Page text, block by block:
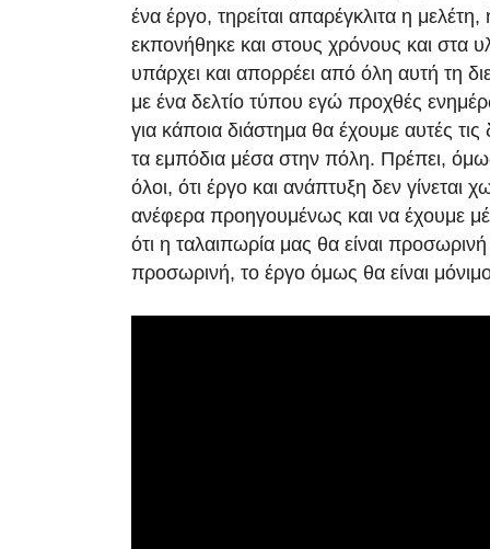
ένα έργο, τηρείται απαρέγκλιτα η μελέτη,
εκπονήθηκε και στους χρόνους και στα
υπάρχει και απορρέει από όλη αυτή τη
με ένα δελτίο τύπου εγώ προχθές
για κάποια διάστημα θα έχουμε αυτές τις
τα εμπόδια μέσα στην πόλη. Πρέπει,
όλοι, ότι έργο και ανάπτυξη δεν γίνεται
ανέφερα προηγουμένως και να έχουμε
ότι η ταλαιπωρία μας θα είναι
προσωρινή, το έργο όμως θα είναι